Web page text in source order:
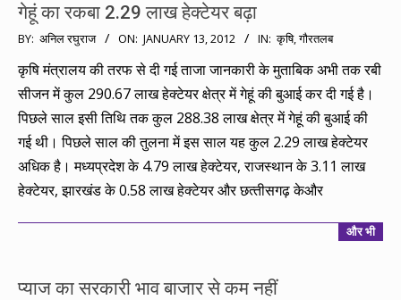
गेहूं का रकबा 2.29 लाख हेक्‍टेयर बढ़ा
2012-
01-
13
BY: अनिल रघुराज ON: JANUARY 13, 2012 IN: कृषि,गौरतलब
कृषि मंत्रालय की तरफ से दी गई ताजा जानकारी के मुताबिक अभी तक रबी
सीजन में कुल 290.67 लाख हेक्‍टेयर क्षेत्र में गेहूं की बुआई कर दी गई है।
पिछले साल इसी तिथि तक कुल 288.38 लाख क्षेत्र में गेहूं की बुआई की
गई थी। पिछले साल की तुलना में इस साल यह कुल 2.29 लाख हेक्‍टेयर
अधिक है। मध्‍यप्रदेश के 4.79 लाख हेक्‍टेयर, राजस्‍थान के 3.11 लाख
हेक्‍टेयर, झारखंड के 0.58 लाख हेक्‍टेयर और छत्‍तीसगढ़ केऔर
और भी
प्याज का सरकारी भाव बाजार से कम नहीं